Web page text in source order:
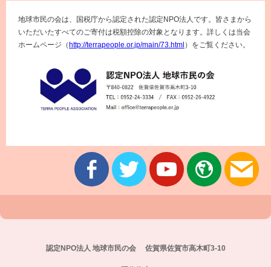
地球市民の会は、国税庁から認定された認定NPO法人です。皆さまから
いただいたすべてのご寄付は税額控除の対象となります。詳しくは当会
ホームページ（ http://terrapeople.or.jp/main/73.html ）をご覧ください。
認定NPO法人 地球市民の会 佐賀県佐賀市高木町3-10